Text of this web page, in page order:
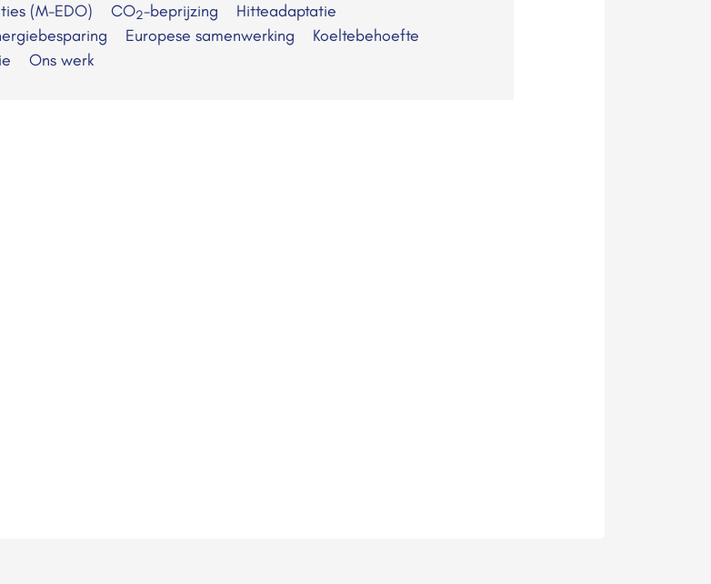
(M-EDO) CO2-beprijzing
Hitteadaptatie
Europese samenwerking
Koeltebehoefte
Ons werk